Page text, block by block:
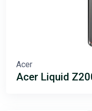
Acer
Acer Liquid